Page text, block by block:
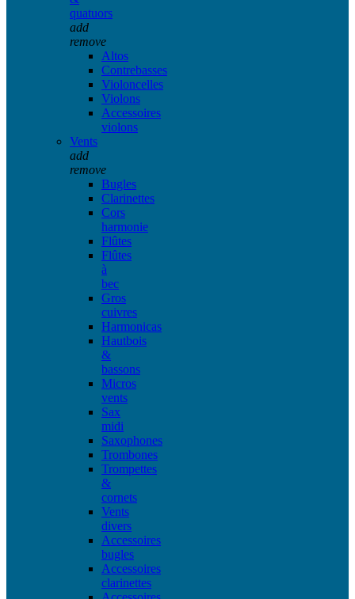
quatuors
add
remove
Altos
Contrebasses
Violoncelles
Violons
Accessoires
violons
Vents
add
remove
Bugles
Clarinettes
Cors
harmonie
Flûtes
Flûtes
à
bec
Gros
cuivres
Harmonicas
Hautbois
&
bassons
Micros
vents
Sax
midi
Saxophones
Trombones
Trompettes
&
cornets
Vents
divers
Accessoires
bugles
Accessoires
clarinettes